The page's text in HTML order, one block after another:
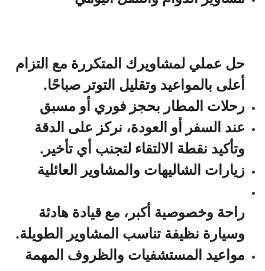
حل عملي لمشاويرك المتكررة مع التزام
أعلى بالمواعيد وتقليل التوتر صباحًا.
رحلات المطار بحجز فوري أو مسبق
عند السفر أو العودة، نركز على الدقة
وتأكيد نقطة الالتقاء لتجنب أي تأخير.
زيارات الشاليهات والمشاوير العائلية
راحة وخصوصية أكبر، مع قيادة هادئة
وسيارة نظيفة تناسب المشاوير الطويلة.
مواعيد المستشفيات والظروف المهمة